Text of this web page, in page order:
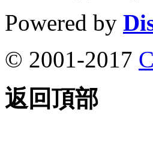
Powered by
© 2001-2017
返回頂部